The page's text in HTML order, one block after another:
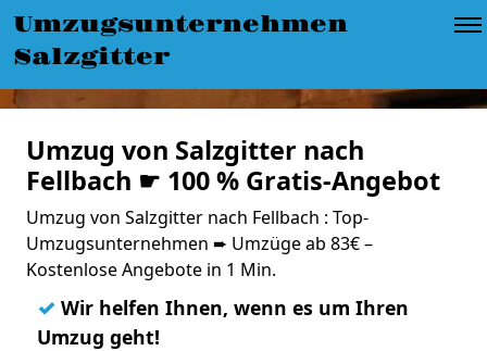
Umzugsunternehmen
Salzgitter
Umzug von Salzgitter nach
Fellbach ☛ 100 % Gratis-Angebot
Umzug von Salzgitter nach Fellbach : Top-
Umzugsunternehmen ➨ Umzüge ab 83€ –
Kostenlose Angebote in 1 Min.
✓ Wir helfen Ihnen, wenn es um Ihren
Umzug geht!